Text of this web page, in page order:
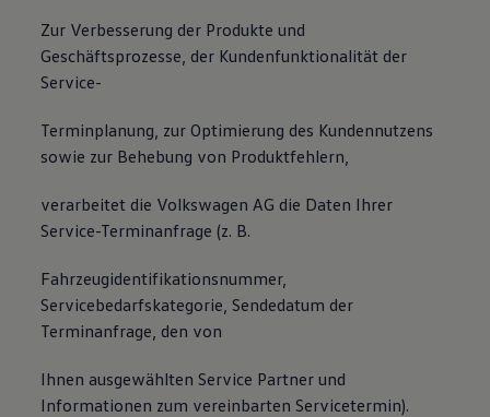
Zur Verbesserung der Produkte und
Geschäftsprozesse, der Kundenfunktionalität der
Service-
Terminplanung, zur Optimierung des Kundennutzens
sowie zur Behebung von Produktfehlern,
verarbeitet die Volkswagen AG die Daten Ihrer
Service-Terminanfrage (z. B.
Fahrzeugidentifikationsnummer,
Servicebedarfskategorie, Sendedatum der
Terminanfrage, den von
Ihnen ausgewählten Service Partner und
Informationen zum vereinbarten Servicetermin).